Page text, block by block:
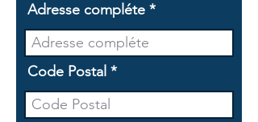
Adresse compléte
Code Postal